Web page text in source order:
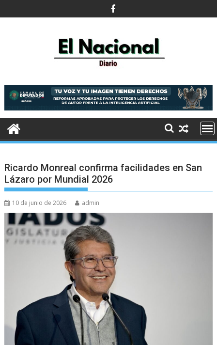
al
Ricardo Monreal confirma facilidades en San
Lázaro por Mundial 2026
10 de junio de 2026 admin